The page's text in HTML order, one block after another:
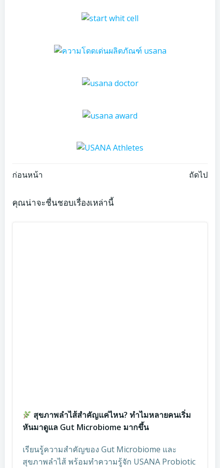
Post
navigation
ก่อนหน้า
navigation
ถัดไป
คุณน่าจะชื่นชอบเรื่องเหล่านี้
สุขภาพลำไส้สำคัญแค่ไหน? ทำไมหลายคนเริ่ม
หันมาดูแล Gut Microbiome มากขึ้น
เรียนรู้ความสำคัญของ Gut Microbiome และ
สุขภาพลำไส้ พร้อมทำความรู้จัก USANA Probiotic